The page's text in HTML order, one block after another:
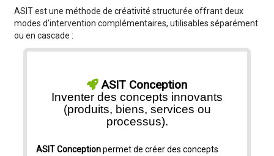
ASIT est une méthode de créativité structurée offrant deux
modes d'intervention complémentaires, utilisables séparément
ou en cascade :
ASIT Conception
Inventer des concepts innovants
(produits, biens, services ou
processus).
ASIT Conceptionpermet de créer des concepts